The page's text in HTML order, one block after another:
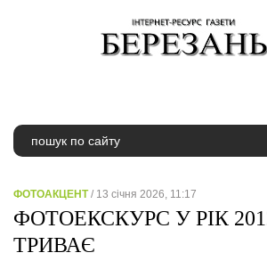
ФОТОАКЦЕНТ/ 13 січня 2026, 11:17
ФОТОЕКСКУРС У РІК
ТРИВАЄ